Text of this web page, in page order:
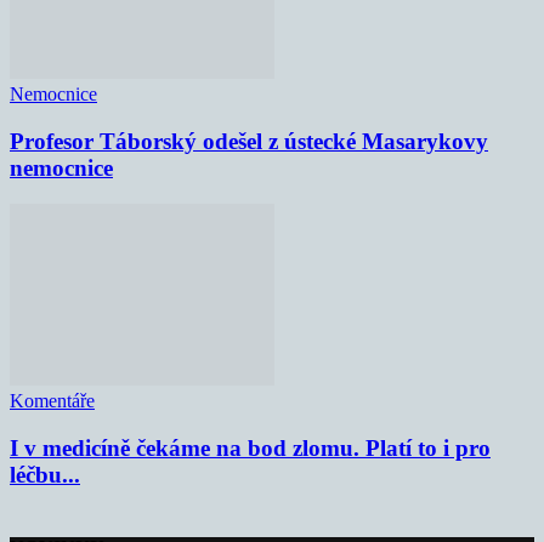
Nemocnice
Profesor Táborský odešel z ústecké Masarykovy
nemocnice
Komentáře
I v medicíně čekáme na bod zlomu. Platí to i pro
léčbu...